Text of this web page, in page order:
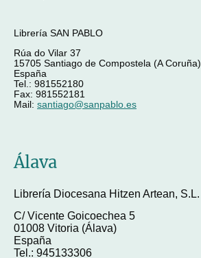
Librería SAN PABLO
Rúa do Vilar 37
15705 Santiago de Compostela (A Coruña)
España
Tel.: 981552180
Fax: 981552181
Mail: santiago@sanpablo.es
Álava
Librería Diocesana Hitzen Artean, S.L.
C/ Vicente Goicoechea 5
01008 Vitoria (Álava)
España
Tel.: 945133306